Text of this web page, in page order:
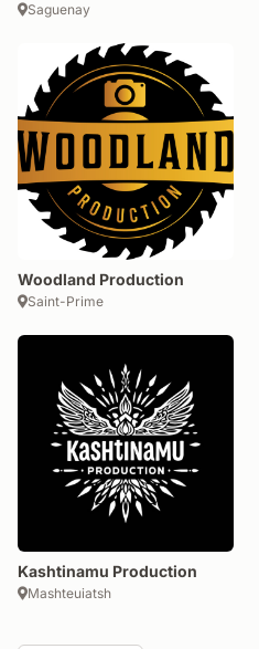
Saguenay
Woodland Production
Saint-Prime
Kashtinamu Production
Mashteuiatsh